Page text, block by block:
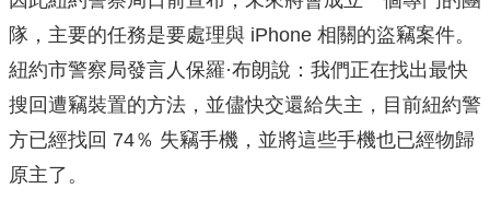
隊，主要的任務是要處理與 iPhone 相關的盜竊案件。
紐約市警察局發言人保羅·布朗說：我們正在找出最快
搜回遭竊裝置的方法，並儘快交還給失主，目前紐約警
方已經找回 74％ 失竊手機，並將這些手機也已經物歸
原主了。